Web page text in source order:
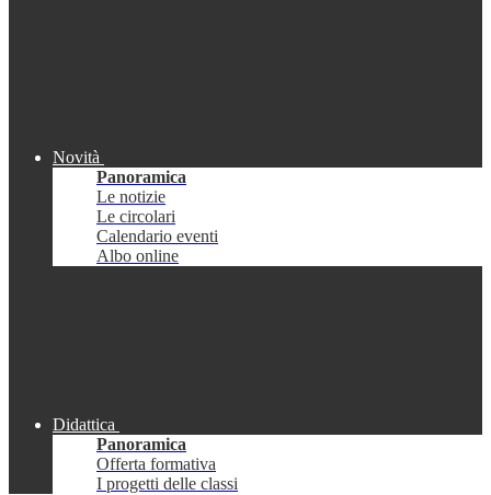
Novità
Panoramica
Le notizie
Le circolari
Calendario eventi
Albo online
Didattica
Panoramica
Offerta formativa
I progetti delle classi